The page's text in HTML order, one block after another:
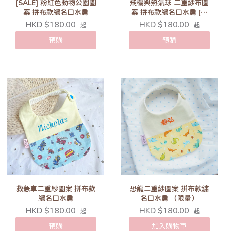
[SALE] 粉紅色動物公園圖
案 拼布款繡名口水肩
HKD $180.00 起
預購
飛機與熱氣球 二重紗布圖
案 拼布款繡名口水肩 [三
色可選]
HKD $180.00 起
預購
救急車二重紗圖案 拼布款
繡名口水肩
HKD $180.00 起
預購
恐龍二重紗圖案 拼布款繡
名口水肩 （限量）
HKD $180.00 起
加入購物車